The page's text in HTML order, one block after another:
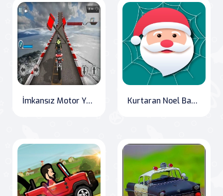
İmkansız Motor Yarışı: Yarış Oyunları 3D 2019 Kurtaran Noel Baba: Örümceklerin Canine!